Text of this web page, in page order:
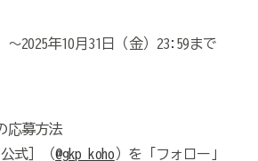
～2025年10月31日（金） 23:59まで
応募方法
式］（@gkp_koho）を「フォロー」